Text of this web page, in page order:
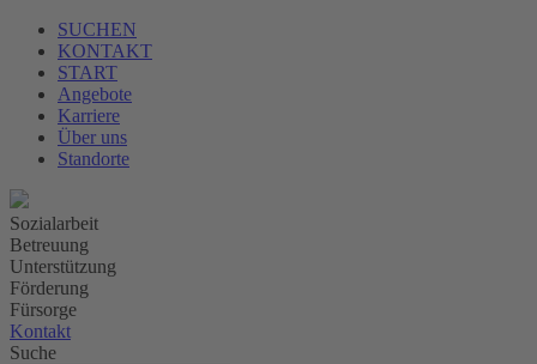
SUCHEN
KONTAKT
START
Angebote
Karriere
Über uns
Standorte
Sozialarbeit
Betreuung
Unterstützung
Förderung
Fürsorge
Kontakt
Suche